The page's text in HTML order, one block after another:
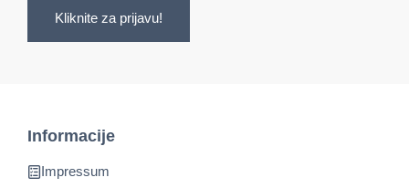
Kliknite za prijavu!
Informacije
Impressum